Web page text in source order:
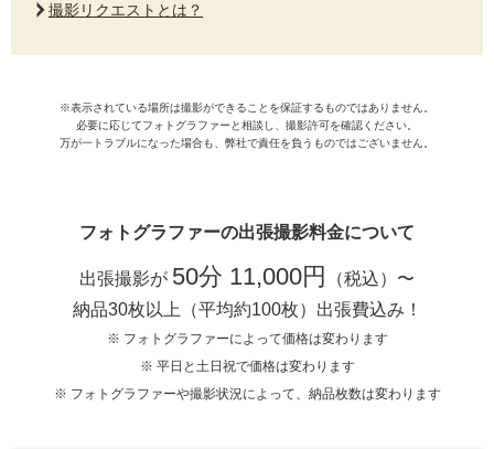
撮影リクエストとは？
※表示されている場所は撮影ができることを保証するものではありません。
必要に応じてフォトグラファーと相談し、撮影許可を確認ください。
万が一トラブルになった場合も、弊社で責任を負うものではございません。
フォトグラファーの出張撮影料金について
出張撮影が 50分 11,000円
（税込）〜
納品30枚以上（平均約100枚）出張費込み！
※ フォトグラファーによって価格は変わります
※ 平日と土日祝で価格は変わります
※ フォトグラファーや撮影状況によって、納品枚数は変わります